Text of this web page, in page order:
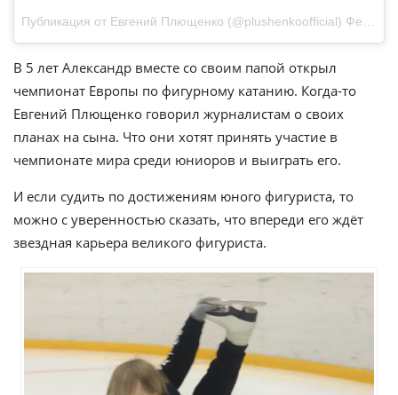
Публикация от Евгений Плющенко (@plushenkoofficial) Фев 2, 2018 в 11:08 PST
В 5 лет Александр вместе со своим папой открыл
чемпионат Европы по фигурному катанию. Когда-то
Евгений Плющенко говорил журналистам о своих
планах на сына. Что они хотят принять участие в
чемпионате мира среди юниоров и выиграть его.
И если судить по достижениям юного фигуриста, то
можно с уверенностью сказать, что впереди его ждёт
звездная карьера великого фигуриста.